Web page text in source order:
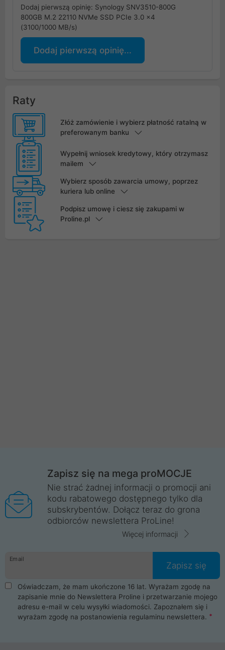
Dodaj pierwszą opinię: Synology SNV3510-800G
800GB M.2 22110 NVMe SSD PCIe 3.0 x4
(3100/1000 MB/s)
Dodaj pierwszą opinię...
Raty
Złóż zamówienie i wybierz płatność ratalną w
preferowanym banku
Wypełnij wniosek kredytowy, który otrzymasz
mailem
Wybierz sposób zawarcia umowy, poprzez
kuriera lub online
Podpisz umowę i ciesz się zakupami w
Proline.pl
Zapisz się na mega proMOCJE
Nie strać żadnej informacji o promocji ani
kodu rabatowego dostępnego tylko dla
subskrybentów. Dołącz teraz do grona
odbiorców newslettera ProLine!
Więcej informacji
Email
Zapisz się
Oświadczam, że mam ukończone 16 lat. Wyrażam zgodę na
zapisanie mnie do Newslettera Proline i przetwarzanie mojego
adresu e-mail w celu wysyłki wiadomości. Zapoznałem się i
wyrażam zgodę na postanowienia regulaminu newslettera.